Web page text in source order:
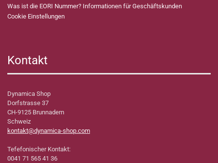
Was ist die EORI Nummer? Informationen für Geschäftskunden
Cookie Einstellungen
Kontakt
Dynamica Shop
Dorfstrasse 37
CH-9125 Brunnadern
Schweiz
kontakt@dynamica-shop.com
Tefefonischer Kontakt:
0041 71 565 41 36